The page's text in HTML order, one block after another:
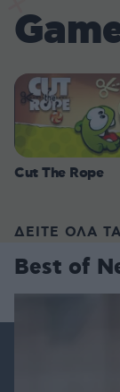
Cut The Rope
ΔΕΙΤΕ ΟΛΑ ΤΑ
Best of